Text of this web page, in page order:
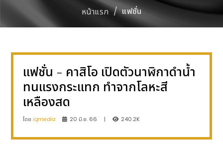
หน้าแรก / แฟชั่น
แฟชั่น - คาสิโอ เปิดตัวนาฬิกาดำน้ำ
ทนแรงกระแทก ทำจากโลหะสี
เหลืองสด
โดยiqmedia 20 มิ.ย. 66 | 240.2K